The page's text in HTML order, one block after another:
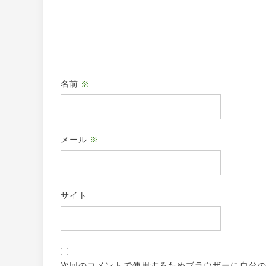
名前 ※
メール ※
サイト